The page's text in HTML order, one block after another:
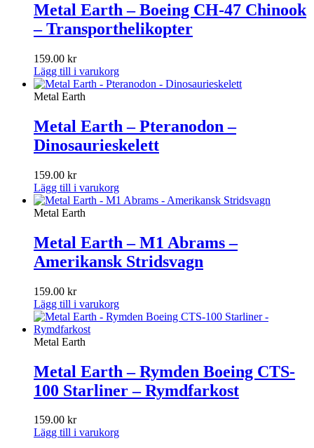
Metal Earth – Boeing CH-47 Chinook
– Transporthelikopter
159.00 kr
Lägg till i varukorg
Metal Earth
Metal Earth – Pteranodon –
Dinosaurieskelett
159.00 kr
Lägg till i varukorg
Metal Earth
Metal Earth – M1 Abrams –
Amerikansk Stridsvagn
159.00 kr
Lägg till i varukorg
Metal Earth
Metal Earth – Rymden Boeing CTS-
100 Starliner – Rymdfarkost
159.00 kr
Lägg till i varukorg